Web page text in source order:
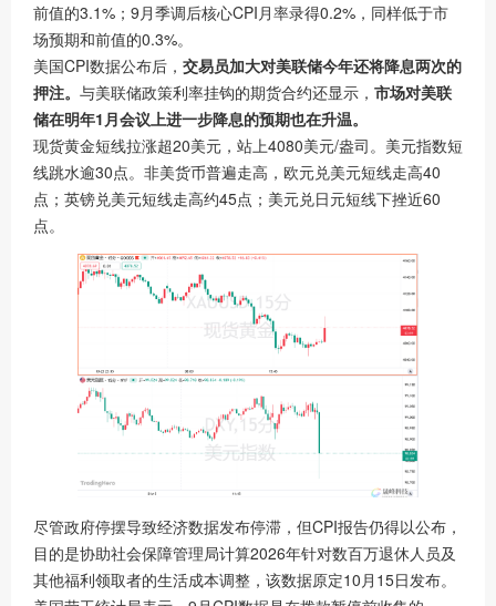
前值的3.1%；9月季调后核心CPI月率录得0.2%，同样低于市
场预期和前值的0.3%。
美国CPI数据公布后， 交易员加大对美联储今年还将降息两次的
押注。 与美联储政策利率挂钩的期货合约还显示， 市场对美联
储在明年1月会议上进一步降息的预期也在升温。
现货黄金短线拉涨超20美元，站上4080美元/盎司。 美元指数短
线跳水逾30点。非美货币普遍走高， 欧元兑美元短线走高40
点； 英镑兑美元短线走高约45点； 美元兑日元短线下挫近60
点。
尽管政府停摆导致经济数据发布停滞，但CPI报告仍得以公布，
目的是协助社会保障管理局计算2026年针对数百万退休人员及
其他福利领取者的生活成本调整，该数据原定10月15日发布。